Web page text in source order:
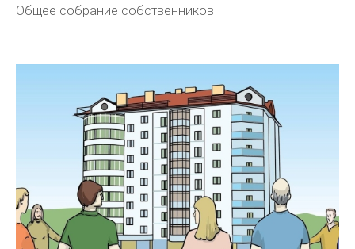
Общее собрание собственников